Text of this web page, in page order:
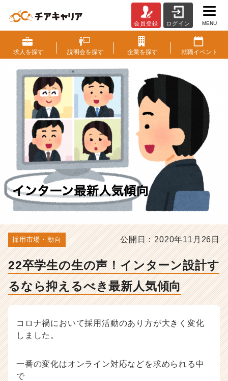
2
卒
学
生
の
生
の
声！
イ
ン
タ
ー
ン
設
計
す
る
る
べ
き
最
新
気
人
会員登録 ログイン MENU
求人を探す 説明会を探す 企業を探す 就職イベント
採用市場・動向 公開日：2020年11月26日
22卒学生の生の声！インターン設計す
るなら抑えるべき最新人気傾向
コロナ禍において採用活動のあり方が大きく変化
しました。
一番の変化はオンライン対応などを求められる中
で